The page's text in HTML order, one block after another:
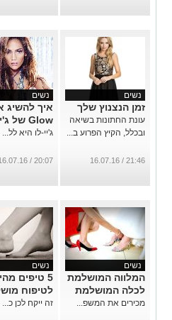
נשים
זמן הנצנוץ שלך
עונת החתונות בשיאה
ובכלל, הקיץ הפרוע ב...
21:46 / 16.07.16
נשים
איך להשיג
Glow של ג'יי לו?
ג'יי-לו היא לל...
20:07 / 16.07.16
נשים
המלווה המושלמת
לכלה המושלמת
מכירים את המשפ...
נשים
5 טיפים
לטיפוח
זה ייקח לכן כ...